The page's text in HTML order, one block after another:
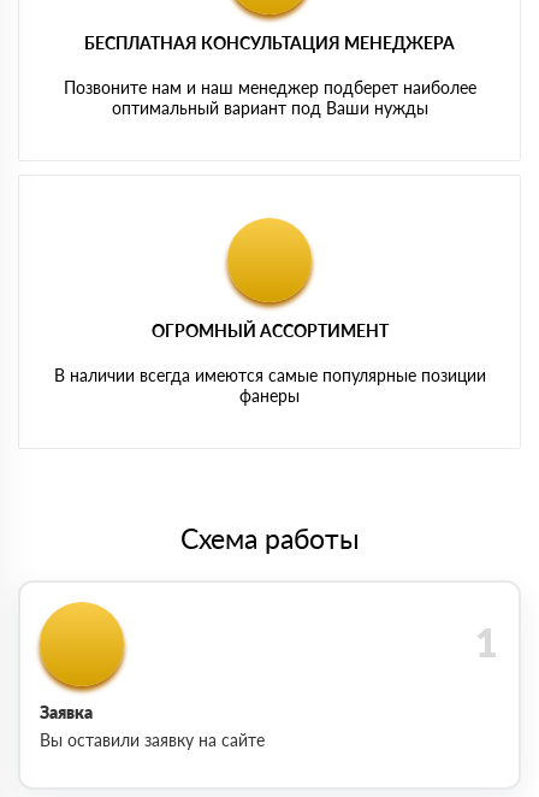
БЕСПЛАТНАЯ КОНСУЛЬТАЦИЯ МЕНЕДЖЕРА
Позвоните нам и наш менеджер подберет наиболее
оптимальный вариант под Ваши нужды
ОГРОМНЫЙ АССОРТИМЕНТ
В наличии всегда имеются самые популярные позиции
фанеры
Схема работы
Заявка
Вы оставили заявку на сайте